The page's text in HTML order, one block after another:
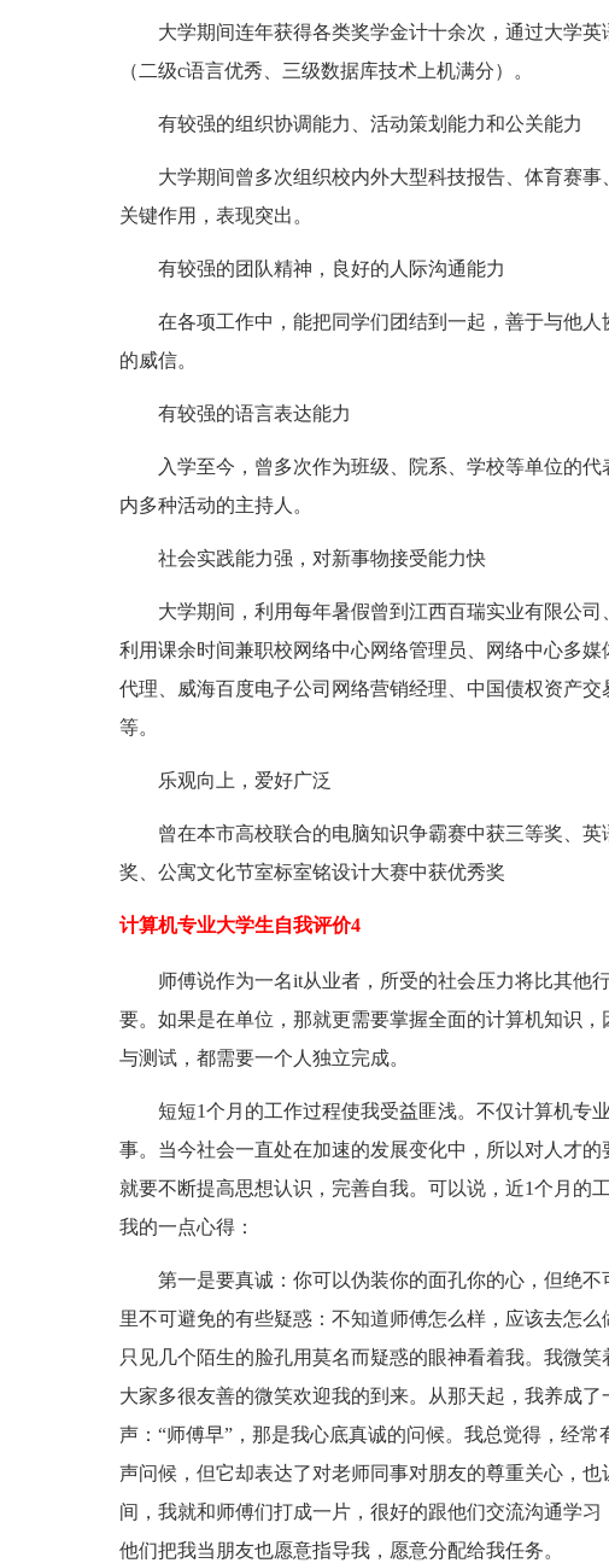
大学期间连年获得各类奖学金计十余次，通过大学
（二级c语言优秀、三级数据库技术上机满分）。
有较强的组织协调能力、活动策划能力和公关能力
大学期间曾多次组织校内外大型科技报告、体育赛
关键作用，表现突出。
有较强的团队精神，良好的人际沟通能力
在各项工作中，能把同学们团结到一起，善于与他
的威信。
有较强的语言表达能力
入学至今，曾多次作为班级、院系、学校等单位的
内多种活动的主持人。
社会实践能力强，对新事物接受能力快
大学期间，利用每年暑假曾到江西百瑞实业有限公
利用课余时间兼职校网络中心网络管理员、网络中心多
代理、威海百度电子公司网络营销经理、中国债权资产
等。
乐观向上，爱好广泛
曾在本市高校联合的电脑知识争霸赛中获三等奖、
奖、公寓文化节室标室铭设计大赛中获优秀奖
计算机专业大学生自我评价4
师傅说作为一名it从业者，所受的社会压力将比其他
要。如果是在单位，那就更需要掌握全面的计算机知识
与测试，都需要一个人独立完成。
短短1个月的工作过程使我受益匪浅。不仅计算机专
事。当今社会一直处在加速的发展变化中，所以对人才
就要不断提高思想认识，完善自我。可以说，近1个月的
我的一点心得：
第一是要真诚：你可以伪装你的面孔你的心，但绝
里不可避免的有些疑惑：不知道师傅怎么样，应该去怎
只见几个陌生的脸孔用莫名而疑惑的眼神看着我。我微
大家多很友善的微笑欢迎我的到来。从那天起，我养成
声：“师傅早”，那是我心底真诚的问候。我总觉得，经
声问候，但它却表达了对老师同事对朋友的尊重关心，
间，我就和师傅们打成一片，很好的跟他们交流沟通学
他们把我当朋友也愿意指导我，愿意分配给我任务。